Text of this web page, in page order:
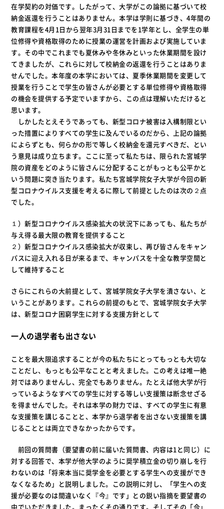
在学契約の対価です。したがって、大学がこの論拠に基づいて校
納金返還を行うことはありません。本学は学則に基づき、4年間の
教育課程を4月1日から翌年3月31日までを1学年とし、全学生の単
位修得や資格取得のために授業の運営を計画および実施していま
す。その中でこれまでも夏休みや冬休みといった休業期間を設け
てきましたが、これらに対して校納金の返還を行うことはありま
せんでした。本年度の本学においては、夏季休業期間を変更して
授業を行うことで学生の皆さんが必要とする単位修得や資格取得
の機会を提供する予定でいますから、この点は理解いただけると
思います。
しかしたとえそうであっても、新型コロナ被害は入構制限とい
った措置によりすべての学生に及んでいるのだから、上記の論拠
によらずとも、何らかの形で等しく校納金を還元すべきだ、とい
う意見は成り立ちます。ここに至って私たちは、限られた宮城学
院の資産をどのように皆さんに分配することがもっとも公平かと
いう問題に突き当たります。私たち宮城学院女子大学が今回の新
型コロナウイルス支援を考えるに際して前提としたのは次の２点
でした。
１）新型コロナウイルス感染拡大の状況下にあっても、私たちが
与え得る最大限の教育を提供すること
２）新型コロナウイルス感染拡大が収束し、再び皆さんをキャン
パスに迎え入れる日が来るまで、キャンパスを十全な教学空間と
して維持すること
さらにこれらの大前提として、宮城学院女子大学を潰さない、と
いうことがあります。これらの前提のもとで、宮城学院女子大学
は、新型コロナ困窮学生に対する支援方針として
一人の退学者も出さない
ことを最大限追求することが今の私たちにとってもっとも大切な
ことだし、もっとも公平なことと考えました。この考えは唯一絶
対ではありませんし、完全でもありません。たとえば他大学が行
っているようなすべての学生に対する等しい支援策は断念せざる
を得ませんでした。それは本学の財力では、すべての学生に有意
な支援策を講じることと、本学から退学者を出さない支援策を講
じることとは両立できなかったからです。
前回の質問書（要望書の前に届いた質問書、内容は1と同じ）に
対する回答で、本学が他大学のように奨学積立金の切り崩しを行
わないのは「将来本当に奨学金を必要とする学生への支援ができ
なくなるため」と説明しました。この説明に対し、「学生への支
援が必要なのは間違いなく『今』です」との鋭い指摘を要望書の
中でいただきました。まったくその通りです。そしてその「今」